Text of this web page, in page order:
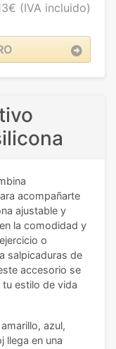
(IVA incluido)
acompañarte
ajustable y
la comodidad y
o
salpicaduras de
accesorio se
estilo de vida
azul,
llega en una